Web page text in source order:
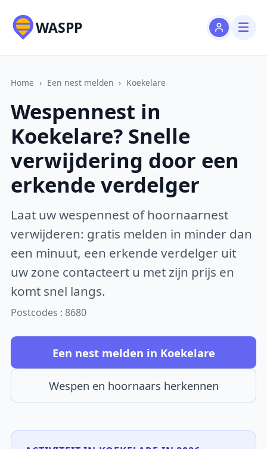
WASPP
Home › Een nest melden › Koekelare
Wespennest in
Koekelare? Snelle
verwijdering door een
erkende verdelger
Laat uw wespennest of hoornaarnest
verwijderen: gratis melden in minder dan
een minuut, een erkende verdelger uit
uw zone contacteert u met zijn prijs en
komt snel langs.
Postcodes : 8680
Een nest melden in Koekelare
Wespen en hoornaars herkennen